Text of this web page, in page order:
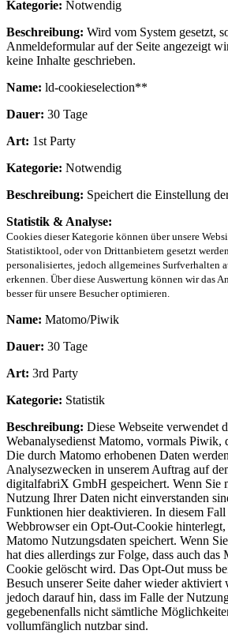
Kategorie: Notwendig
Beschreibung: Wird vom System gesetzt,
Anmeldeformular auf der Seite angezeigt
keine Inhalte geschrieben.
Name: ld-cookieselection**
Dauer: 30 Tage
Art: 1st Party
Kategorie: Notwendig
Beschreibung: Speichert die Einstellung
Statistik & Analyse:
Cookies dieser Kategorie können über unsere
Statistiktool, oder von Drittanbietern gesetzt
personalisiertes, jedoch allgemeines Surfverhalten
erkennen. Über diese Auswertung können wir das
besser für unsere Besucher optimieren.
Name: Matomo/Piwik
Dauer: 30 Tage
Art: 3rd Party
Kategorie: Statistik
Beschreibung: Diese Webseite verwendet
Webanalysedienst Matomo, vormals Piwik,
Die durch Matomo erhobenen Daten
Analysezwecken in unserem Auftrag auf
digitalfabriX GmbH gespeichert. Wenn Sie
Nutzung Ihrer Daten nicht einverstanden
Funktionen hier deaktivieren. In diesem
Webbrowser ein Opt-Out-Cookie hinterlegt,
Matomo Nutzungsdaten speichert. Wenn
hat dies allerdings zur Folge, dass auch
Cookie gelöscht wird. Das Opt-Out muss
Besuch unserer Seite daher wieder aktiviert
jedoch darauf hin, dass im Falle der
gegebenenfalls nicht sämtliche
vollumfänglich nutzbar sind.